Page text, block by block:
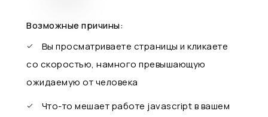
Возможные причины:
Вы просматриваете страницы и кликаете
со скоростью, намного превышающую
ожидаемую от человека
Что-то мешает работе javascript в вашем